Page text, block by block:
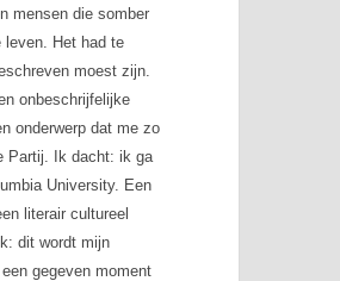
mensen die somber
leven. Het had te
moest zijn.
onbeschrijfelijke
onderwerp dat me zo
Partij. Ik dacht: ik ga
University. Een
literair cultureel
dit wordt mijn
gegeven moment